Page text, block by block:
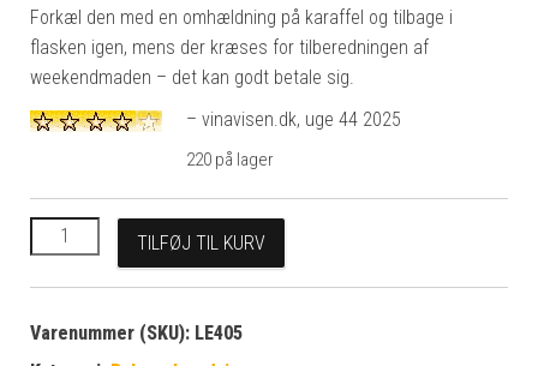
Forkæl den med en omhældning på karaffel og tilbage i
flasken igen, mens der kræses for tilberedningen af
weekendmaden – det kan godt betale sig.
– vinavisen.dk, uge 44 2025
220 på lager
2022 Slavyantsi Reserve Cabernet Franc 14% – Kraftig
TILFØJ TIL KURV
Varenummer (SKU): LE405